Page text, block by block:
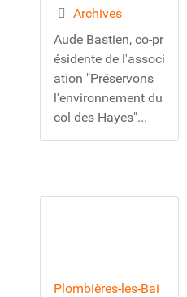
Archives
Aude Bastien, co-pr
ésidente de l'associ
ation "Préservons
l'environnement du
col des Hayes"...
Plombières-les-Bai